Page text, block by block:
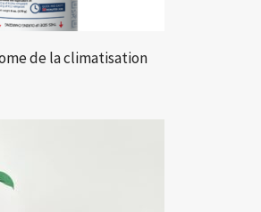
de la climatisation